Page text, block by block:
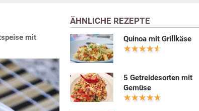
mit
ÄHNLICHE REZEPTE
Quinoa mit Grillkäse
5 Getreidesorten mit
Gemüse